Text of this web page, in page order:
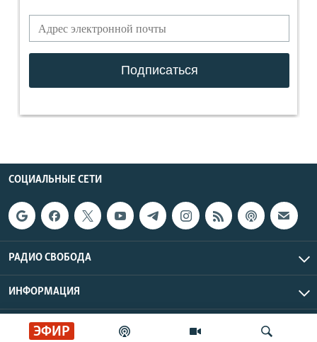
ЭФИР
СОЦИАЛЬНЫЕ СЕТИ
РАДИО СВОБОДА
ИНФОРМАЦИЯ
Радио Свобода © 2026 RFE/RL, Inc. | Все права защищены.